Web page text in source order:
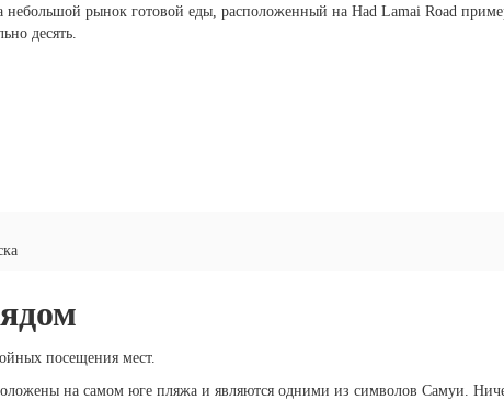
небольшой рынок готовой еды, расположенный на Had Lamai Road
десять.
посещения мест.
на самом юге пляжа и являются одними из символов Самуи.